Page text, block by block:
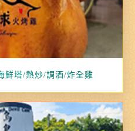
鮮塔/熱炒/調酒/炸全雞